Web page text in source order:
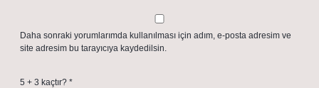
Daha sonraki yorumlarımda kullanılması için adım, e-posta adresim ve
site adresim bu tarayıcıya kaydedilsin.
5 + 3 kaçtır? *